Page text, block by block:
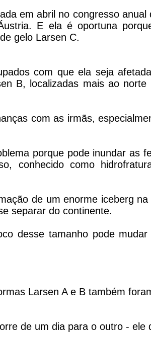
em abril no congresso
E ela é oportuna
gelo Larsen C.
com que ela seja
B, localizadas mais ao
com as irmãs,
porque pode inundar as
conhecido como
de um enorme iceberg
separar do continente.
desse tamanho pode
Larsen A e B também
de um dia para o outro - ele